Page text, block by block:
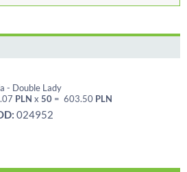
- Double Lady
PLN x 50 = 603.50 PLN
024952